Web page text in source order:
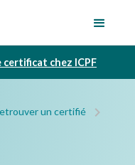
chez ICPF
un certifié